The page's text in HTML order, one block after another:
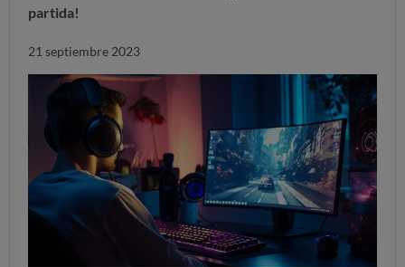
partida!
21 septiembre 2023